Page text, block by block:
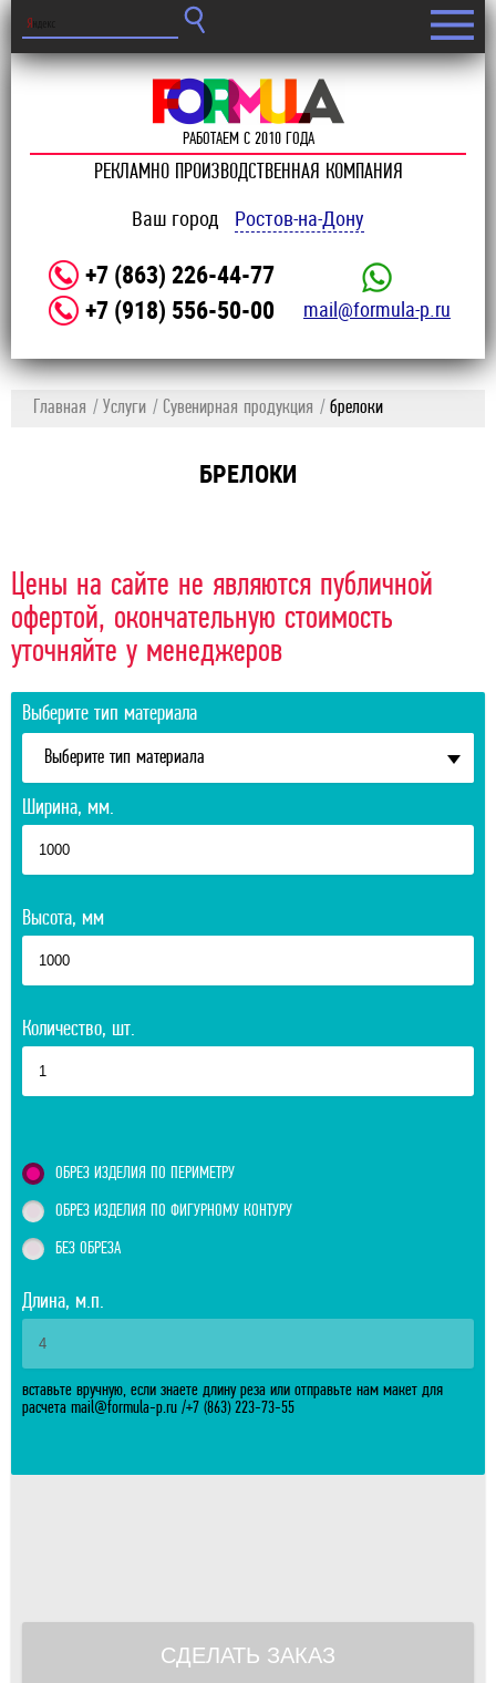
РАБОТАЕМ С 2010 ГОДА
РЕКЛАМНО ПРОИЗВОДСТВЕННАЯ КОМПАНИЯ
Ваш город Ростов-на-Дону
+7 (863) 226-44-77
+7 (918) 556-50-00
mail@formula-p.ru
Главная Услуги Сувенирная продукция брелоки
БРЕЛОКИ
Цены на сайте не являются публичной
офертой, окончательную стоимость
уточняйте у менеджеров
Выберите тип материала
Выберите тип материала
Ширина, мм.
Высота, мм
Количество, шт.
ОБРЕЗ ИЗДЕЛИЯ ПО ПЕРИМЕТРУ
ОБРЕЗ ИЗДЕЛИЯ ПО ФИГУРНОМУ КОНТУРУ
БЕЗ ОБРЕЗА
Длина, м.п.
вставьте вручную, если знаете длину реза или отправьте нам макет для
расчета mail@formula-p.ru /+7 (863) 223-73-55
СДЕЛАТЬ ЗАКАЗ